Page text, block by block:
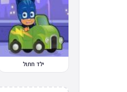
ילד חתול